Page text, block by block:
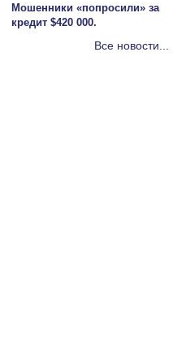
Мошенники «попросили» за
кредит $420 000.
Все новости...